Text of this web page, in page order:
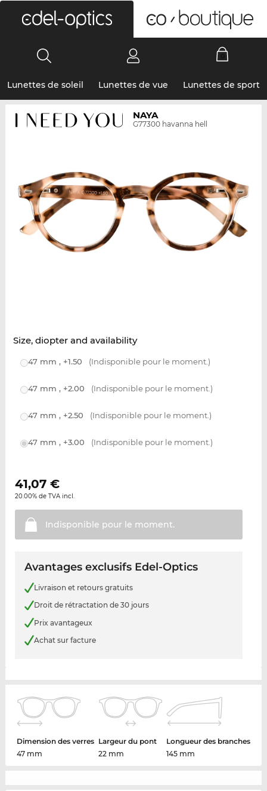
Lunettes de soleil Lunettes de vue Lunettes de sport
NAYA
G77300 havanna hell
Size, diopter and availability
47 mm , +1.50 (Indisponible pour le moment.)
47 mm , +2.00 (Indisponible pour le moment.)
47 mm , +2.50 (Indisponible pour le moment.)
47 mm , +3.00 (Indisponible pour le moment.)
41,07€
20.00% de TVA incl.
Indisponible pour le moment.
Avantages exclusifs Edel-Optics
Livraison et retours gratuits
Droit de rétractation de 30 jours
Prix avantageux
Achat sur facture
Dimension des verres
47 mm
Largeur du pont
22 mm
Longueur des branches
145 mm